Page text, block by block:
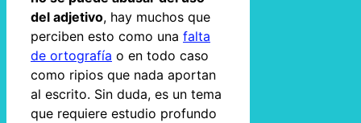
del adjetivo, hay muchos que
perciben esto como una falta
de ortografía o en todo caso
como ripios que nada aportan
al escrito. Sin duda, es un tema
que requiere estudio profundo